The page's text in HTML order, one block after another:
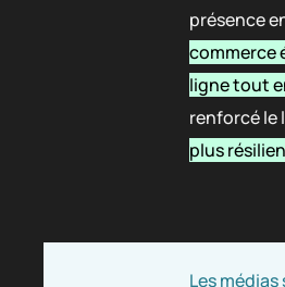
présence
commerce
ligne tout
renforcé le
plus
Les